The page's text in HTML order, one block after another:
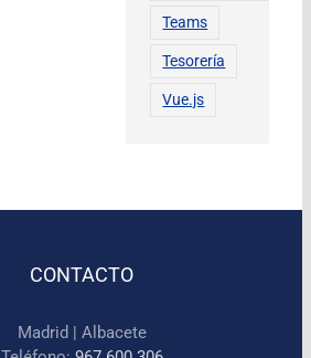
Teams
Tesorería
Vue.js
CONTACTO
Madrid | Albacete